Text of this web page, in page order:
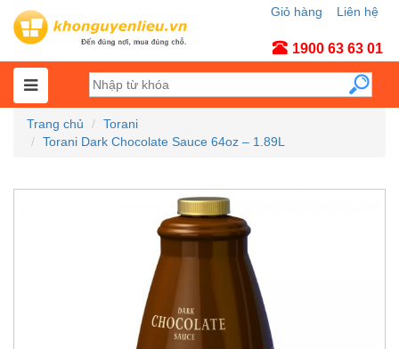
Liên hệ
Giỏ hàng
1900 63 63 01
Trang chủ
Torani
Torani Dark Chocolate Sauce 64oz – 1.89L